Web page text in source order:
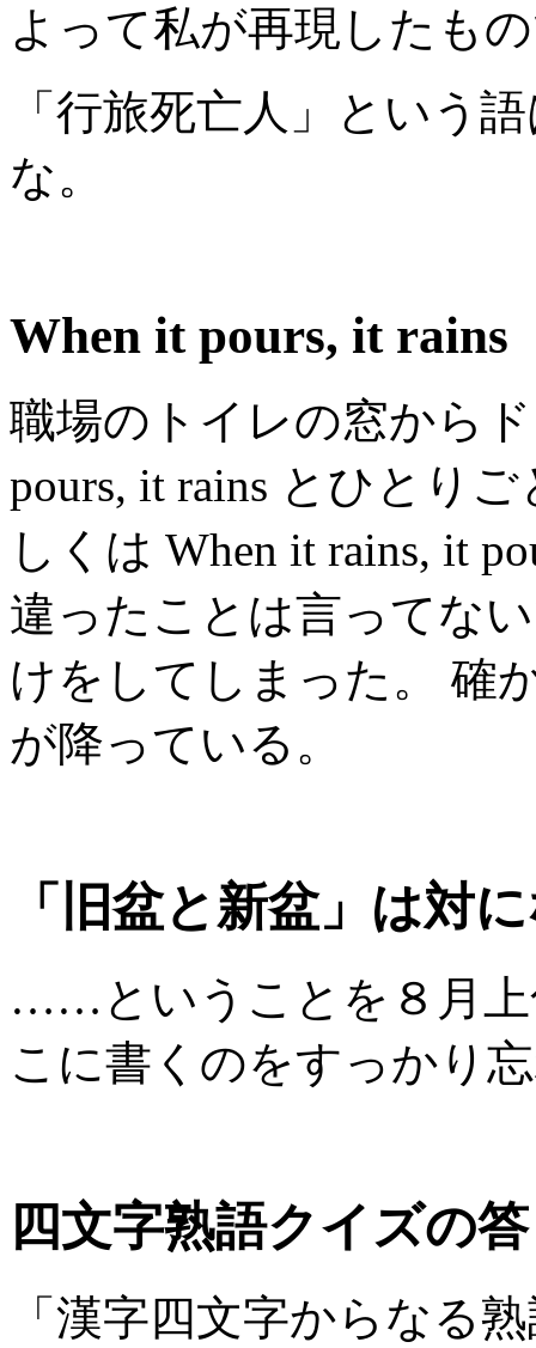
よって私が再現したも
「行旅死亡人」という
な。
When it pours, it rains
職場のトイレの窓から
pours, it rains とひとり
しくは When it rains, it
違ったことは言ってな
けをしてしまった。 確
が降っている。
「旧盆と新盆」は対
……ということを８月上
こに書くのをすっかり
四文字熟語クイズの答
「漢字四文字からなる